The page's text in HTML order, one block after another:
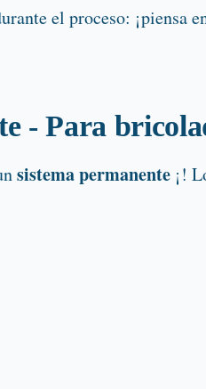
el proceso:
- Para
sistema permanente ¡!